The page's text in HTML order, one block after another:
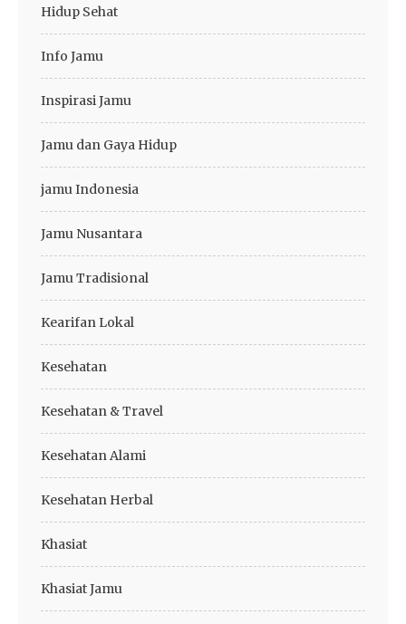
Hidup Sehat
Info Jamu
Inspirasi Jamu
Jamu dan Gaya Hidup
jamu Indonesia
Jamu Nusantara
Jamu Tradisional
Kearifan Lokal
Kesehatan
Kesehatan & Travel
Kesehatan Alami
Kesehatan Herbal
Khasiat
Khasiat Jamu